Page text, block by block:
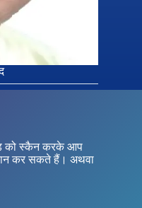
को स्कैन करके आप
कर सकते हैं। अथवा